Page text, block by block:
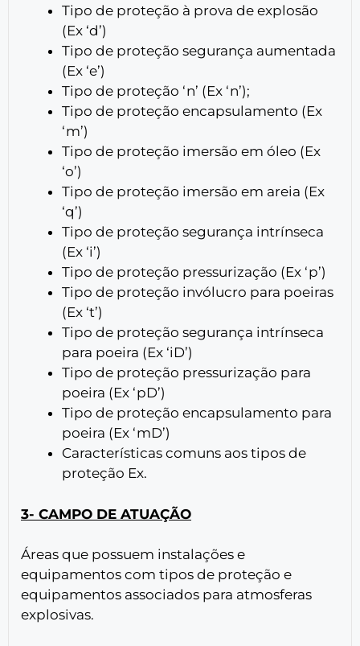
Tipo de proteção à prova de explosão
(Ex ‘d’)
Tipo de proteção segurança aumentada
(Ex ‘e’)
Tipo de proteção ‘n’ (Ex ‘n’);
Tipo de proteção encapsulamento (Ex
‘m’)
Tipo de proteção imersão em óleo (Ex
‘o’)
Tipo de proteção imersão em areia (Ex
‘q’)
Tipo de proteção segurança intrínseca
(Ex ‘i’)
Tipo de proteção pressurização (Ex ‘p’)
Tipo de proteção invólucro para poeiras
(Ex ‘t’)
Tipo de proteção segurança intrínseca
para poeira (Ex ‘iD’)
Tipo de proteção pressurização para
poeira (Ex ‘pD’)
Tipo de proteção encapsulamento para
poeira (Ex ‘mD’)
Características comuns aos tipos de
proteção Ex.
3- CAMPO DE ATUAÇÃO
Áreas que possuem instalações e
equipamentos com tipos de proteção e
equipamentos associados para atmosferas
explosivas.